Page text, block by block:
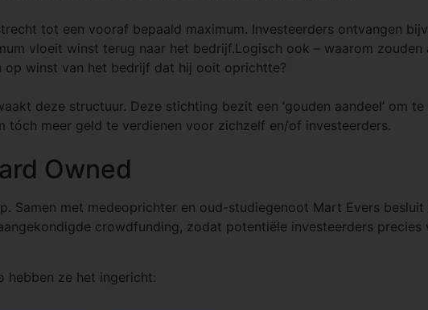
tot een vooraf bepaald maximum. Investeerders ontvangen
vloeit winst terug naar het bedrijf.Logisch ook – waarom
op winst van het bedrijf dat hij ooit oprichtte?
deze structuur. Deze stichting bezit een ‘gouden aandeel’ om
meer geld te verdienen voor zichzelf en/of investeerders.
Owned
Samen met medeoprichter en oud-studiegenoot Mart Evers
crowdfunding, zodat potentiële investeerders precies
hebben ze het ingericht: